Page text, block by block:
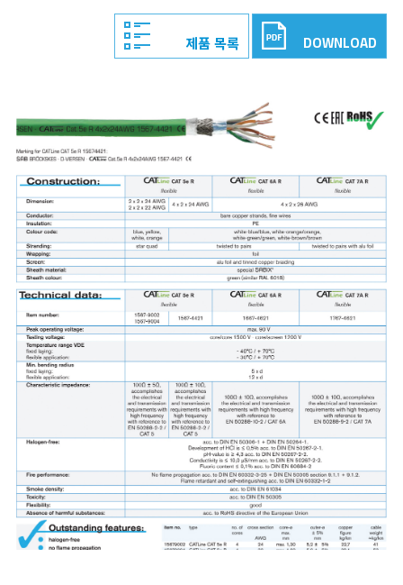
제품 목록 DOWNLOAD